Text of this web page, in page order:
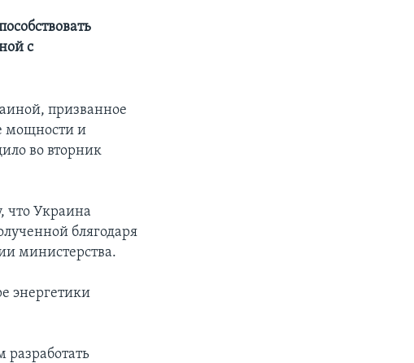
с
призванное
мощности и
во вторник
что Украина
блягодаря
министерства.
энергетики
разработать